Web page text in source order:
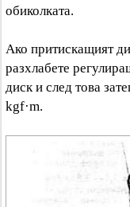
обиколката.
Ако притискащият
разхлабете
диск и след това
kgf·m.